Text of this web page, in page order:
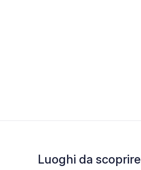
Luoghi da scoprire